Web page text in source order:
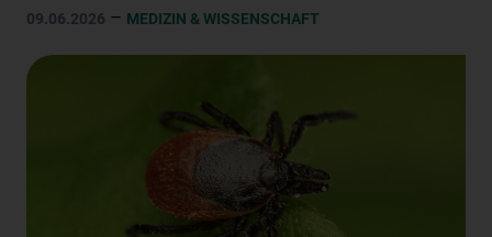
09.06.2026 – MEDIZIN & WISSENSCHAFT